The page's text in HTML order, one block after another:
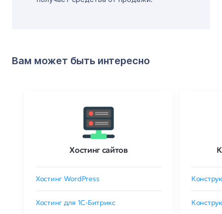
Вам может быть интересно
Хостинг сайтов
Хостинг WordPress
Хостинг для 1C-Битрикс